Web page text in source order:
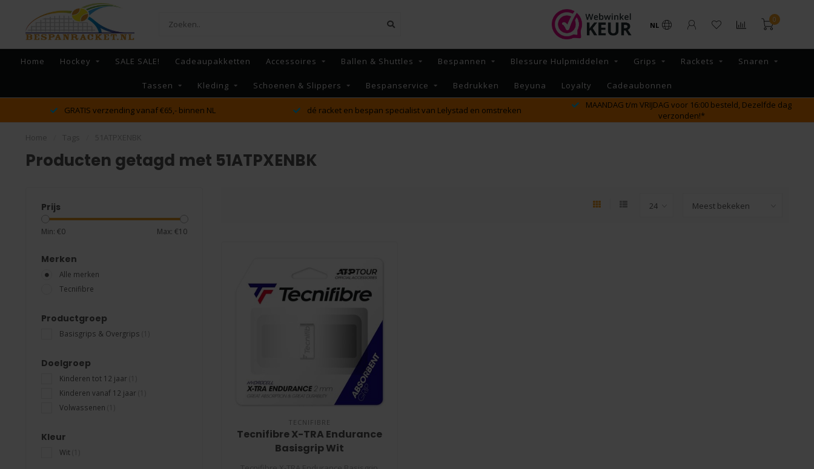
NL
0
Home Hockey SALE SALE! Cadeaupakketten Accessoires Ballen & Shuttles Bespannen Blessure Hulpmiddelen Grips Rackets Snaren
Tassen Kleding Schoenen & Slippers Bespanservice Bedrukken Beyuna Loyalty Cadeaubonnen
GRATIS verzending vanaf €65,- binnen NL dé racket en bespan specialist van Lelystad en omstreken
MAANDAG t/m VRIJDAG voor 16:00 besteld, Dezelfde dag
verzonden!*
Producten getagd met 51ATPXENBK
Prijs
Min: €0 Max: €10
Merken
Alle merken
Tecnifibre
Productgroep
Basisgrips & Overgrips
Doelgroep
Kinderen tot 12 jaar
Kinderen vanaf 12 jaar
Volwassenen
Kleur
Wit
TECNIFIBRE
Tecnifibre X-TRA Endurance
Basisgrip Wit